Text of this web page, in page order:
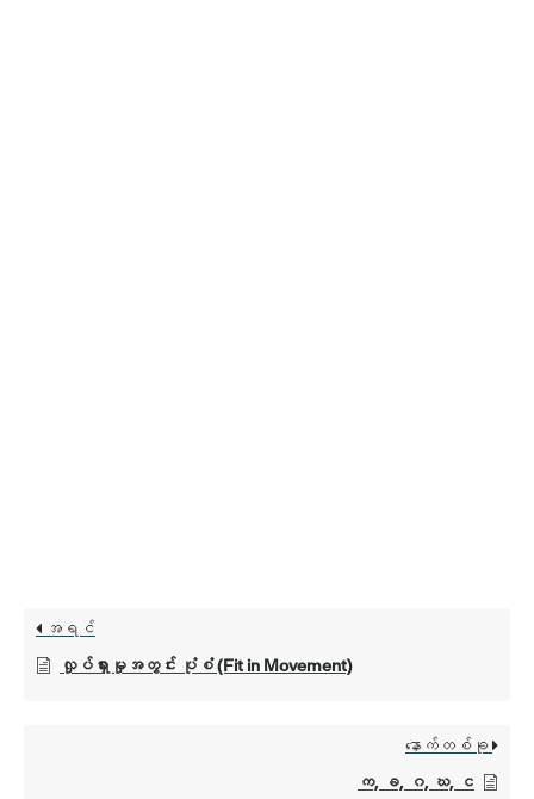
အရင်
လှုပ်ရှားမှုအတွင်း ပုံစံ (Fit in Movement)
နောက်တစ်ခု
က, ခ, ဂ, ဃ, င